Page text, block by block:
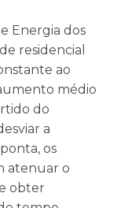
Energia dos
residencial
ao
médio
do
a
os
atenuar o
obter